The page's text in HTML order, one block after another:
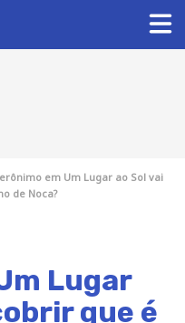
em Um Lugar ao Sol vai
de Noca?
Lugar
que é